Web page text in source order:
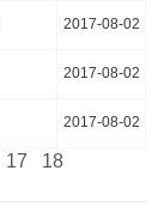
2017-08-02
2017-08-02
2017-08-02
17
18